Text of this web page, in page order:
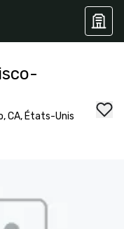
CA, États-Unis